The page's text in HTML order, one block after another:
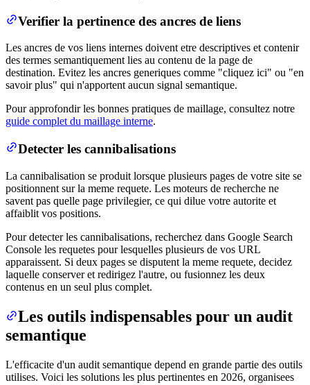
Verifier la pertinence des ancres de liens
Les ancres de vos liens internes doivent etre descriptives et contenir
des termes semantiquement lies au contenu de la page de
destination. Evitez les ancres generiques comme "cliquez ici" ou "en
savoir plus" qui n'apportent aucun signal semantique.
Pour approfondir les bonnes pratiques de maillage, consultez notre
guide complet du maillage interne.
Detecter les cannibalisations
La cannibalisation se produit lorsque plusieurs pages de votre site se
positionnent sur la meme requete. Les moteurs de recherche ne
savent pas quelle page privilegier, ce qui dilue votre autorite et
affaiblit vos positions.
Pour detecter les cannibalisations, recherchez dans Google Search
Console les requetes pour lesquelles plusieurs de vos URL
apparaissent. Si deux pages se disputent la meme requete, decidez
laquelle conserver et redirigez l'autre, ou fusionnez les deux
contenus en un seul plus complet.
Les outils indispensables pour un audit
semantique
L'efficacite d'un audit semantique depend en grande partie des outils
utilises. Voici les solutions les plus pertinentes en 2026, organisees